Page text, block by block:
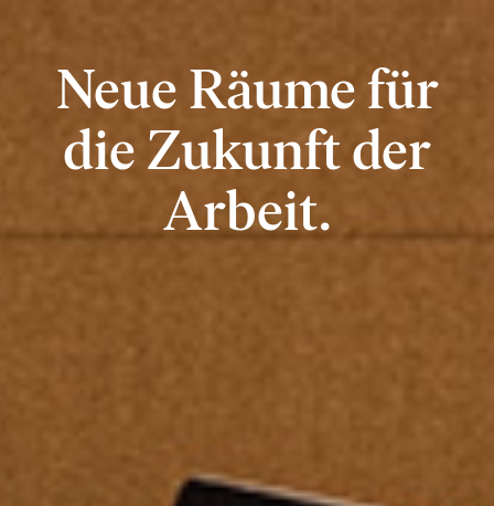
Neue Räume für
die Zukunft der
Arbeit.